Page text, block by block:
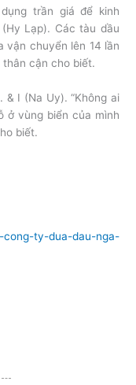
trần giá để kinh
Lạp). Các tàu dầu
vận chuyển lên 14 lần
thân cận cho biết.
I (Na Uy). “Không ai
ở vùng biển của mình
biết.
cong-ty-dua-dau-nga-